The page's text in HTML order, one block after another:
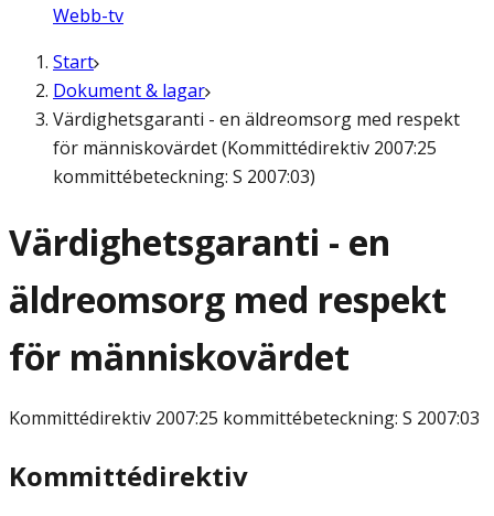
Webb-tv
Start
Dokument & lagar
Värdighetsgaranti - en äldreomsorg med respekt
för människovärdet (Kommittédirektiv 2007:25
kommittébeteckning: S 2007:03)
Värdighetsgaranti - en
äldreomsorg med respekt
för människovärdet
Kommittédirektiv 2007:25 kommittébeteckning: S 2007:03
Kommittédirektiv